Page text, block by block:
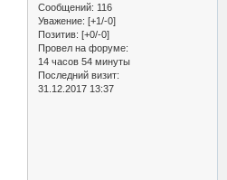
Сообщений: 116
Уважение: [+1/-0]
Позитив: [+0/-0]
Провел на форуме:
14 часов 54 минуты
Последний визит:
31.12.2017 13:37